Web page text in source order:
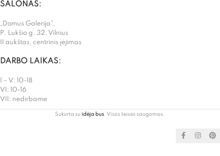
SALONAS:
„Domus Galerija”,
P. Lukšio g. 32, Vilnius
II aukštas, centrinis įėjimas
DARBO LAIKAS:
I – V: 10-18
VI: 10-16
VII: nedirbame
Sukurta su idėja bus. Visos teisės saugomos.